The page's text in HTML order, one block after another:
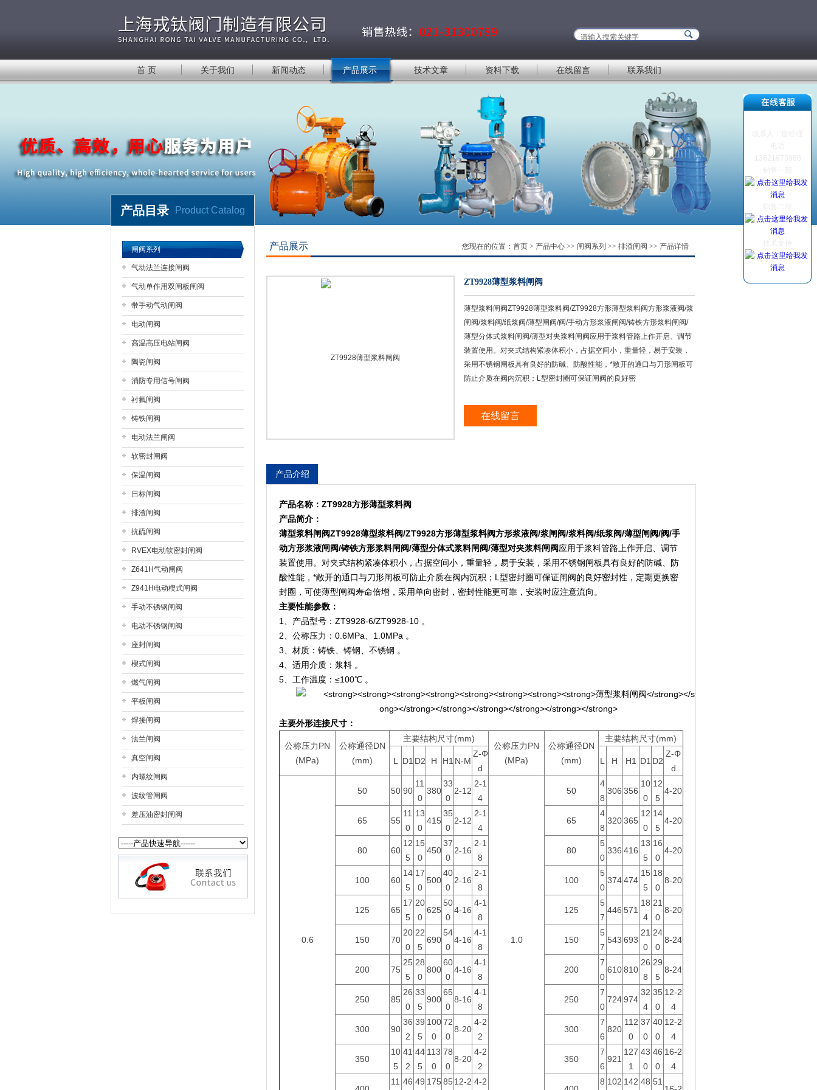
上海戎钛阀门制造有限公司
首 页 关于我们 新闻动态 产品展示 技术文章 资料下载 在线留言 联系我们
产品目录 Product Catalog
闸阀系列
气动法兰连接闸阀
气动单作用双闸板闸阀
带手动气动闸阀
电动闸阀
高温高压电站闸阀
陶瓷闸阀
消防专用信号闸阀
衬氟闸阀
铸铁闸阀
电动法兰闸阀
软密封闸阀
保温闸阀
日标闸阀
排渣闸阀
抗硫闸阀
RVEX电动软密封闸阀
Z641H气动闸阀
Z941H电动楔式闸阀
手动不锈钢闸阀
电动不锈钢闸阀
座封闸阀
楔式闸阀
燃气闸阀
平板闸阀
焊接闸阀
法兰闸阀
真空闸阀
内螺纹闸阀
波纹管闸阀
差压油密封闸阀
产品展示 您现在的位置： 首页 > 产品中心 >> 闸阀系列 >> 排渣闸阀 >> 产品详情
ZT9928薄型浆料闸阀
薄型浆料闸阀ZT9928薄型浆料阀/ZT9928方形薄型浆料阀方形浆液阀/浆
闸阀/浆料阀/纸浆阀/薄型闸阀/阀/手动方形浆液闸阀/铸铁方形浆料闸阀/
薄型分体式浆料闸阀/薄型对夹浆料闸阀应用于浆料管路上作开启、调节
装置使用。对夹式结构紧凑体积小，占据空间小，重量轻，易于安装，
采用不锈钢闸板具有良好的防碱、防酸性能，*敞开的通口与刀形闸板可
防止介质在阀内沉积；L型密封圈可保证闸阀的良好密
在线留言
产品介绍
产品名称：ZT9928方形薄型浆料阀
产品简介：
薄型浆料闸阀ZT9928薄型浆料阀/ZT9928方形薄型浆料阀方形浆液阀/浆闸阀/浆料阀/纸浆阀/薄型闸阀/阀/手
动方形浆液闸阀/铸铁方形浆料闸阀/薄型分体式浆料闸阀/薄型对夹浆料闸阀应用于浆料管路上作开启、调节
装置使用。对夹式结构紧凑体积小，占据空间小，重量轻，易于安装，采用不锈钢闸板具有良好的防碱、防
酸性能，*敞开的通口与刀形闸板可防止介质在阀内沉积；L型密封圈可保证闸阀的良好密封性，定期更换密
封圈，可使薄型闸阀寿命倍增，采用单向密封，密封性能更可靠，安装时应注意流向。
主要性能参数：
1、产品型号：ZT9928-6/ZT9928-10 。
2、公称压力：0.6MPa、1.0MPa 。
3、材质：铸铁、铸钢、不锈钢 。
4、适用介质：浆料 。
5、工作温度：≤100℃ 。
主要外形连接尺寸：
公称压力PN
(MPa)
公称通径DN
(mm)
主要结构尺寸(mm)
公称压力PN
(MPa)
公称通径DN
(mm)
主要结构尺寸(mm)
L D1 D2 H H1 N-M
Z-Φ
d
L H H1 D1 D2
Z-Φ
d
0.6
50 50 90
11
0
380
33
0
2-12
2-1
4
1.0
50
4
8
306 356
10
0
12
5
4-20
65 55
11
0
13
0
415
35
0
2-12
2-1
4
65
4
8
320365
12
0
14
5
4-20
80 60
12
5
15
0
450
37
0
2-16
2-1
8
80
5
0
336 416
13
5
16
0
4-20
100 60
14
5
17
0
500
40
0
2-16
2-1
8
100
5
0
374474
15
5
18
0
8-20
125 65
17
5
20
0
625
50
0
4-16
4-1
8
125
5
7
446 571
18
4
21
0
8-20
150 70
20
0
22
5
690
54
0
4-16
4-1
8
150
5
7
543 693
21
0
24
0
8-24
200 75
25
5
28
0
800
60
0
4-16
4-1
8
200
7
0
610810
26
8
29
5
8-24
250 85
26
0
33
5
900
65
0
8-16
4-1
8
250
7
0
724974
32
4
35
0
12-2
4
300 90
36
2
39
5
100
0
72
0
8-20
4-2
2
300
7
6
820
112
0
37
0
40
0
12-2
4
350
10
5
41
2
44
5
113
0
78
0
8-20
4-2
2
350
7
6
921
127
1
43
0
46
0
16-2
4
11 46 49 175 85 12-2 4-2 8 102 142 48 51